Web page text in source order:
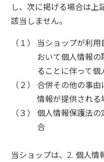
し、次に掲げる場合は上
該当しません。
（１） 当ショップが利
おいて個人情報
ることに伴って
（２） 合併その他の事
情報が提供される
（３） 個人情報保護法
合
当ショップは、2. 個人情